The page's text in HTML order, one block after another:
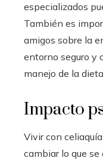
especializados
También es
amigos sobre la
entorno seguro y
manejo de la
Impacto
Vivir con
cambiar lo que